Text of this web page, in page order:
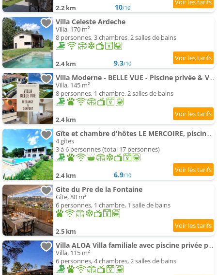
2.2 km 10/10
Villa Celeste Ardeche
Villa, 170 m²
8 personnes, 3 chambres, 2 salles de bains
2.4 km 9.3/10
Villa Moderne - BELLE VUE - Piscine privée & Vue D'exception Panoramique - Idéal Famille ! Offre Sp
Villa, 145 m²
8 personnes, 1 chambre, 2 salles de bains
2.4 km
Gîte et chambre d'hôtes LE MERCOIRE, piscine chauffée et spa
4 gîtes
3 à 6 personnes (total 17 personnes)
2.4 km 6.9/10
Gite du Pre de la Fontaine
Gîte, 80 m²
6 personnes, 1 chambre, 1 salle de bains
2.5 km
Villa ALOA Villa familiale avec piscine privée pour 8 personnes en Ardèche
Villa, 115 m²
6 personnes, 4 chambres, 2 salles de bains